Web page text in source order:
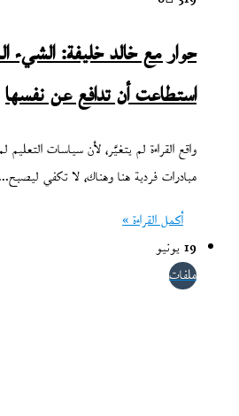
حوار مع خالد خليفة: الشيء
استطاعت أن تدافع عن نفسها
واقع القراءة لم يتغيَّر، لأن سياسات
مبادرات فردية هنا وهناك، لا تكفي
أكمل القراءة »
19 يونيو
ملفات